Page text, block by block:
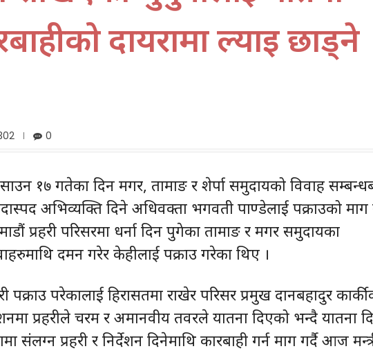
दायरामा ल्याइ छाड्ने
0
१७ गतेका दिन मगर, तामाङ र शेर्पा समुदायको विवाह
अभिव्यक्ति दिने अधिवक्ता भगवती पाण्डेलाई पक्राउको माग
प्रहरी परिसरमा धर्ना दिन पुगेका तामाङ र मगर समुदायका
दमन गरेर केहीलाई पक्राउ गरेका थिए ।
पक्राउ परेकालाई हिरासतमा राखेर परिसर प्रमुख दानबहादुर
प्रहरीले चरम र अमानवीय तवरले यातना दिएको भन्दै यातना
संलग्न प्रहरी र निर्देशन दिनेमाथि कारबाही गर्न माग गर्दै आज